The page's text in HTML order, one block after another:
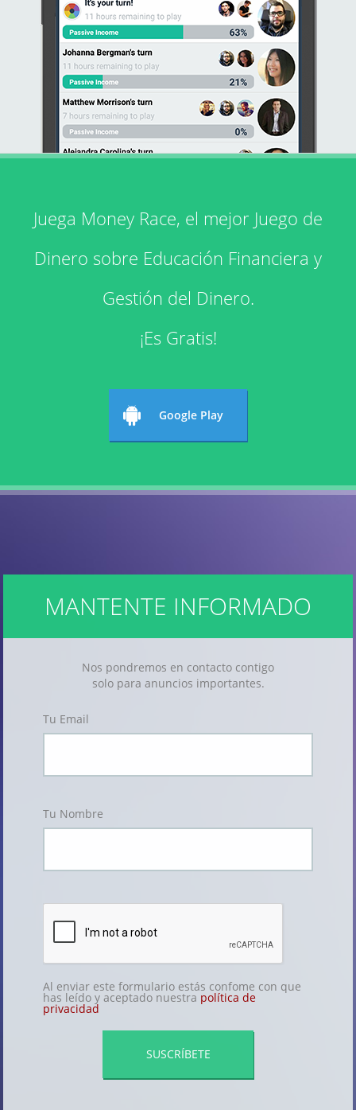
Juega Money Race, el mejor Juego de
Dinero sobre Educación Financiera y
Gestión del Dinero.
¡Es Gratis!
Google Play
MANTENTE INFORMADO
Nos pondremos en contacto contigo
solo para anuncios importantes.
Tu Email
Tu Nombre
Al enviar este formulario estás confome con que
has leído y aceptado nuestra política de
privacidad